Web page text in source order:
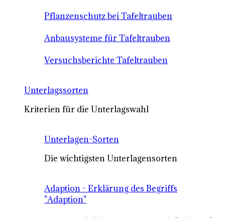
Pflanzenschutz bei Tafeltrauben
Anbausysteme für Tafeltrauben
Versuchsberichte Tafeltrauben
Unterlagssorten
Kriterien für die Unterlagswahl
Unterlagen-Sorten
Die wichtigsten Unterlagensorten
Adaption - Erklärung des Begriffs
"Adaption"